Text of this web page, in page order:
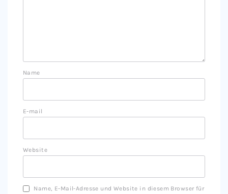
Name
E-mail
Website
Name, E-Mail-Adresse und Website in diesem Browser für